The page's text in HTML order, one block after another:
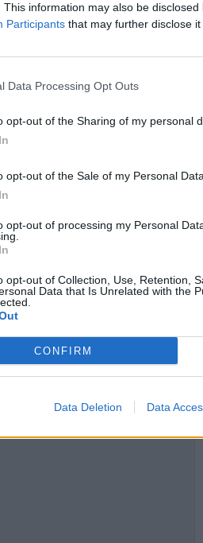
This information may also be
Participants that may further disclose
Data Processing Opt Outs
opt-out of the Sharing of my personal
opt-out of the Sale of my Personal Data.
opt-out of processing my Personal
opt-out of Collection, Use, Retention,
Data that Is Unrelated with the
CONFIRM
Data Deletion Data
SD-
kan deras nya
ska alla barn under 5
då barnen för pengarna?